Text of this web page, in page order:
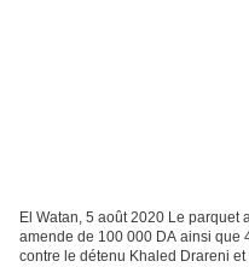
El Watan, 5 août 2020 Le parquet
amende de 100 000 DA ainsi que
contre le détenu Khaled Drareni